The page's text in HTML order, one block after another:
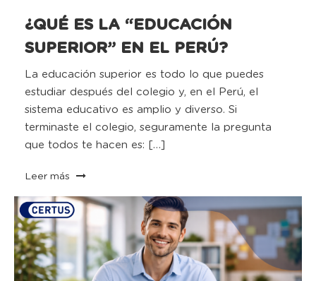
¿QUÉ ES LA “EDUCACIÓN
SUPERIOR” EN EL PERÚ?
La educación superior es todo lo que puedes
estudiar después del colegio y, en el Perú, el
sistema educativo es amplio y diverso. Si
terminaste el colegio, seguramente la pregunta
que todos te hacen es: […]
Leer más